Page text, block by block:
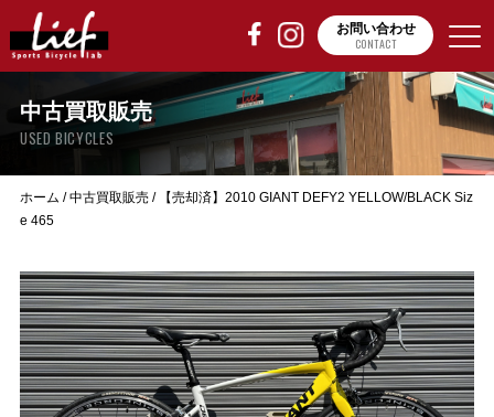
お問い合わせ
CONTACT
中古買取販売
USED BICYCLES
ホーム /中古買取販売/
【売却済】2010 GIANT DEFY2 YELLOW/BLACK Siz
e 465